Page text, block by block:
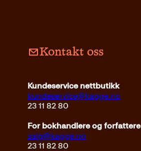
Kontakt oss
Kundeservice nettbutikk
kundeservice@kagge.no
23 11 82 80
For bokhandlere og forfattere
salg@kagge.no
23 11 82 80